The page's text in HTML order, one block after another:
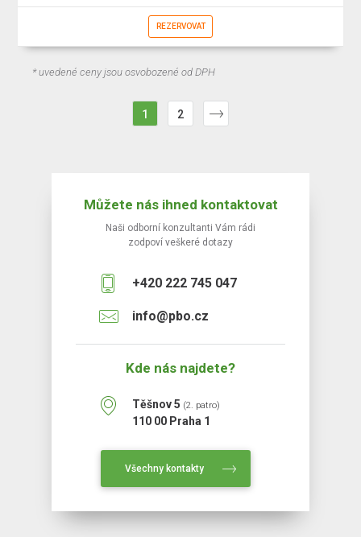
REZERVOVAT
* uvedené ceny jsou osvobozené od DPH
1 2
Můžete nás ihned kontaktovat
Naši odborní konzultanti Vám rádi
zodpoví veškeré dotazy
+420 222 745 047
info@pbo.cz
Kde nás najdete?
Těšnov 5 (2. patro)
110 00 Praha 1
Všechny kontakty